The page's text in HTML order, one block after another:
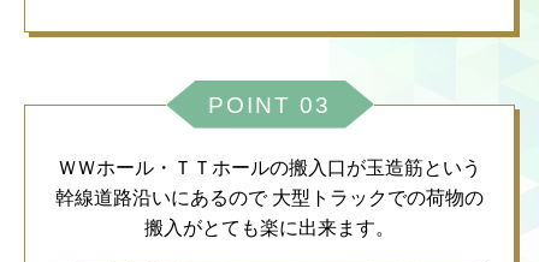
POINT 03
ＷＷホール・ＴＴホールの搬入口が玉造筋という
幹線道路沿いにあるので大型トラックでの荷物の
搬入がとても楽に出来ます。